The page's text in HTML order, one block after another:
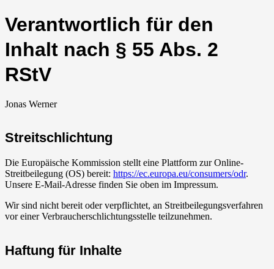
Verantwortlich für den
Inhalt nach § 55 Abs. 2
RStV
Jonas Werner
Streitschlichtung
Die Europäische Kommission stellt eine Plattform zur Online-
Streitbeilegung (OS) bereit: https://ec.europa.eu/consumers/odr.
Unsere E-Mail-Adresse finden Sie oben im Impressum.
Wir sind nicht bereit oder verpflichtet, an Streitbeilegungsverfahren
vor einer Verbraucherschlichtungsstelle teilzunehmen.
Haftung für Inhalte